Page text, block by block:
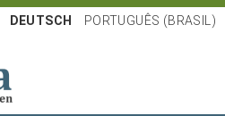
DEUTSCH PORTUGUÊS (BRASIL)